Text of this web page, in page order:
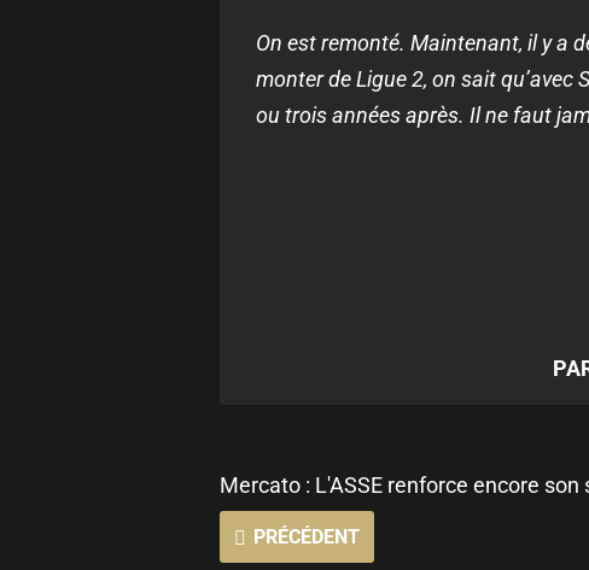
On est remonté. Maintenant, il y a
monter de Ligue 2, on sait qu’avec
ou trois années après. Il ne faut
Mercato : L'ASSE renforce encore
PRÉCÉDENT